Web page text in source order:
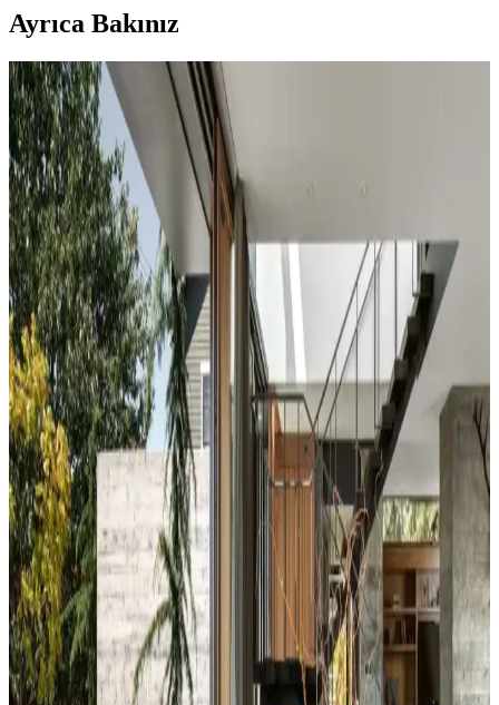
Ayrıca Bakınız
Koltuk ve Aksesuar Sandalyelerde Renk Uyumu ve
Dekorasyonda Görsel Denge Sağlama Yöntemleri
Koltuk ve aksesuar sandalyelerde renk uyumsuzluğu görsel rekabete
yol açabilir. Halı, perde, yastık ve mobilya yerleşimi ile renkler
dengelenerek mekanın estetik bütünlüğü sağlanır.
Duvar Rengiyle Uyumlu Perde Seçimi: Yeşil,
Turuncu ve Kahverenginin Mekâna Etkisi
Duvar rengine uyumlu perde seçimi, mekânın atmosferini belirler.
Yeşil tonlar doğal sakinlik sunarken, turuncu ve kahverengi sıcaklık
katar. Kalın keten ve karartma perdeler ışık kontrolünde avantaj
sağlar.
Yatak Odası Duvar Rengi Seçiminde Işık ve
Tonların Önemi ve Etkileri
Yatak odası duvar renginin seçimi, ışık koşulları, zemin ve pencere
yerleşimi gibi faktörlerle uyumlu olmalıdır. Sıcak-soğuk kahverengi
ve yeşil tonları farklı atmosferler yaratır. Renk örnekleri farklı ışık
koşullarında test edilmelidir.
Kahvaltı Köşeleri İçin Sandalye Seçenekleri ve
Dekorasyon İpuçları
Kahvaltı köşelerinde ahşap ve sentetik deri sandalyeler, dayanıklılık
ve temizlik kolaylığı sunar. Minder ve özel tasarım halılarla konfor
ve estetik dengelenir, mekanın atmosferi güçlenir.